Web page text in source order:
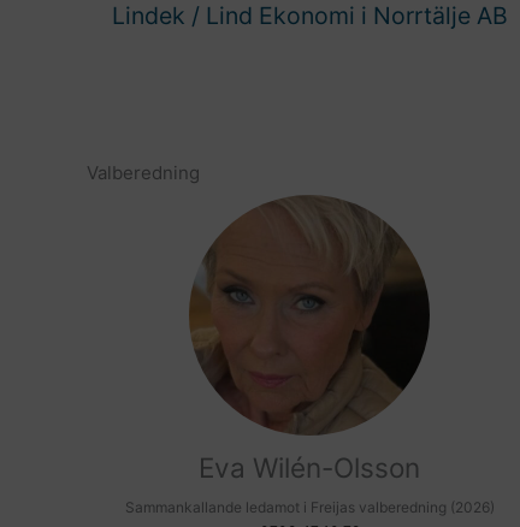
Lindek / Lind Ekonomi i Norrtälje AB
Valberedning
Eva Wilén-Olsson
Sammankallande ledamot i Freijas valberedning (2026)